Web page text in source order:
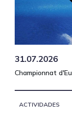
31.07.2026
Championnat
ACTIVIDADES